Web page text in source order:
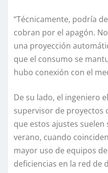
“Técnicamente, podría
cobran por el apagón.
una proyección
que el consumo se
hubo conexión con el
De su lado, el ingeniero
supervisor de proyectos
que estos ajustes
verano, cuando
mayor uso de equipos
deficiencias en la red de